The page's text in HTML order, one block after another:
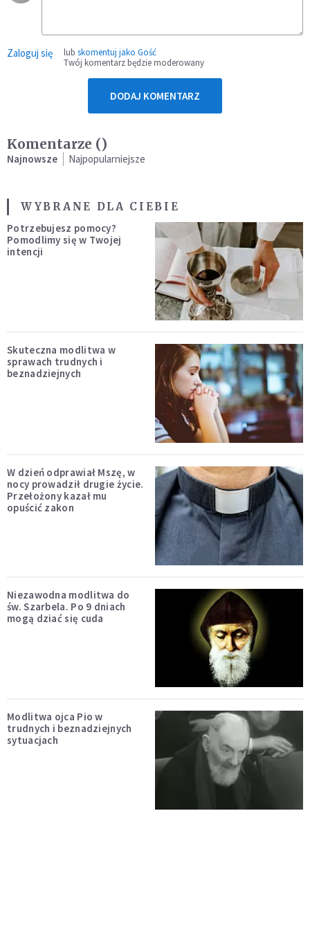
Zaloguj się lub skomentuj jako Gość
Twój komentarz będzie moderowany
DODAJ KOMENTARZ
Komentarze ()
Najnowsze Najpopularniejsze
WYBRANE DLA CIEBIE
Potrzebujesz pomocy?
Pomodlimy się w Twojej
intencji
Skuteczna modlitwa w
sprawach trudnych i
beznadziejnych
W dzień odprawiał Mszę, w
nocy prowadził drugie życie.
Przełożony kazał mu
opuścić zakon
Niezawodna modlitwa do
św. Szarbela. Po 9 dniach
mogą dziać się cuda
Modlitwa ojca Pio w
trudnych i beznadziejnych
sytuacjach